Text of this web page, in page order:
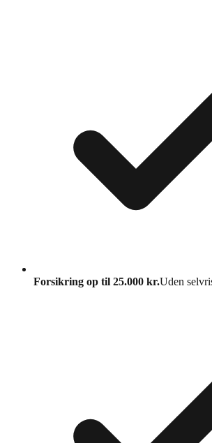
Forsikring op til 25.000 kr.Uden